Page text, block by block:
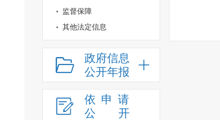
监督保障
其他法定信息
政府信息
公开年报
依申请
公
开